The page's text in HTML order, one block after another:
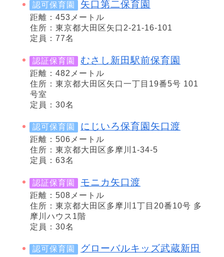
認可保育園 矢口第二保育園
距離：453メートル
住所：東京都大田区矢口2-21-16-101
定員：77名
認証保育園 むさし新田駅前保育園
距離：482メートル
住所：東京都大田区矢口一丁目19番5号 101
号室
定員：30名
認可保育園 にじいろ保育園矢口渡
距離：506メートル
住所：東京都大田区多摩川1-34-5
定員：63名
認証保育園 モニカ矢口渡
距離：508メートル
住所：東京都大田区多摩川1丁目20番10号 多
摩川ハウス1階
定員：30名
認可保育園
グローバルキッズ武蔵新田